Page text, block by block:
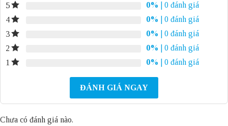
5 0%
| 0 đánh giá
4
0%
| 0 đánh giá
3
0%
| 0 đánh giá
2
0%
| 0 đánh giá
1
0% | 0 đánh giá
ĐÁNH GIÁ NGAY
Chưa có đánh giá nào.